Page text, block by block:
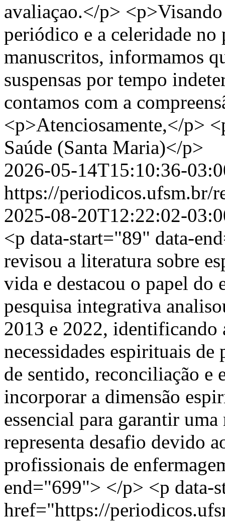
avaliaçao.</p>
periódico e a celeridade no
manuscritos, informamos
suspensas por tempo
contamos com a
<p>Atenciosamente,</p>
Saúde (Santa Maria)</p>
2026-05-14T15:10:36-
https://periodicos.ufsm.br/
2025-08-20T12:22:02-
<p data-start="89" data-
revisou a literatura sobre
vida e destacou o papel do
pesquisa integrativa
2013 e 2022, identificando
necessidades espirituais
de sentido, reconciliação e
incorporar a dimensão
essencial para garantir
representa desafio devido
profissionais de
end="699"> </p> <p data-
href="https://